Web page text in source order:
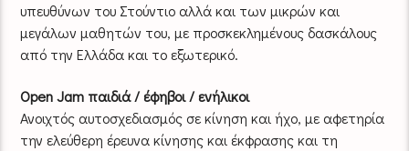
υπευθύνων του Στούντιο αλλά και των μικρών και
μεγάλων μαθητών του, με προσκεκλημένους δασκάλους
από την Ελλάδα και το εξωτερικό.
Open Jam παιδιά / έφηβοι / ενήλικοι
Ανοιχτός αυτοσχεδιασμός σε κίνηση και ήχο, με αφετηρία
την ελεύθερη έρευνα κίνησης και έκφρασης και τη